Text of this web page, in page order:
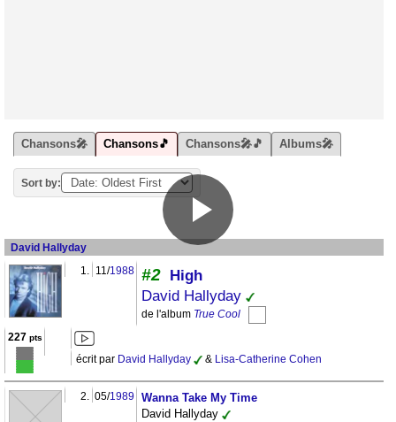
Chansons🎤 Chansons🎵 Chansons🎤🎵 Albums🎤
Sort by:
David Hallyday
1. 11/1988 #2 High
David Hallyday
de l'album True Cool
227 pts
écrit par David Hallyday & Lisa-Catherine Cohen
2. 05/1989
Wanna Take My Time
David Hallyday